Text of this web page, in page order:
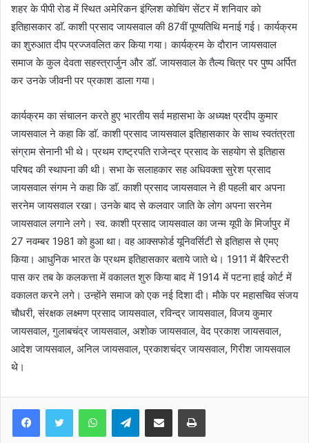
शहर के पीपी राेड में स्थित अमेरिकन इंग्लिश काेचिंग सेंटर में शनिवार काे
इतिहासकार डाॅ. काशी प्रसाद जायसवाल की 87वीं पूण्यतिथि मनाई गई। कार्यक्रम
का शुरुआत दीप प्रज्जवलित कर किया गया। कार्यक्रम के दाैरान जायसवाल
समाज के कुल देवता सहस्त्रार्जुन और डाॅ. जायसवाल के तैल्य चित्र पर पुष्प अर्पित
कर उनके जीवनी पर प्रकाश डाला गया।
कार्यक्रम का संचालन करते हुए भारतीय सर्व महासभा के अध्यक्ष प्रदीप कुमार
जायसवाल ने कहा कि डाॅ. काशी प्रसाद जायसवाल इतिहासकार के साथ स्वतंत्रता
संग्राम सेनानी भी थे। प्रथम राष्ट्रपति राजेन्द्र प्रसाद के सहयाेग से इतिहास
परिषद की स्थापना की थी। सभा के सलाहकार सह अधिवक्ता सुरेश प्रसाद
जायसवाल संगम ने कहा कि डाॅ. काशी प्रसाद जायसवाल ने ही पहली बार अपना
सरनेम जायसवाल रखा। उनके बाद से कलवार जाति के लाेग अपना सरनेम
जायसवाल लगाने लगे। स्व. काशी प्रसाद जायसवाल का जन्म यूपी के मिर्जापुर में
27 नवम्बर 1981 काे हुआ था। वह आक्सफाेर्ड यूनिवर्सिटी से इतिहास से एमए
किया। आधुनिक भारत के प्रथम इतिहासकार बताये जाते थे। 1911 में बैरिस्टरी
पास कर तब के कलकत्ता में वकालत शुरु किया बाद में 1914 में पटना हाई काेर्ट में
वकालत करने लगे। उन्हाेंने समाज काे एक नई दिशा दी। माैके पर महासचिव संजय
चाैधरी, संरक्षक लक्ष्मण प्रसाद जायसवाल, रविन्द्र जायसवाल, विजय कुमार
जायसवाल, गुलाबचंद्र जायसवाल, अशाेक जायसवाल, वेद प्रकाश जायसवाल,
आदेश जायसवाल, अनिल जायसवाल, प्रकाशचंद्र जायसवाल, गिरीश जायसवाल
थे।
Telegram